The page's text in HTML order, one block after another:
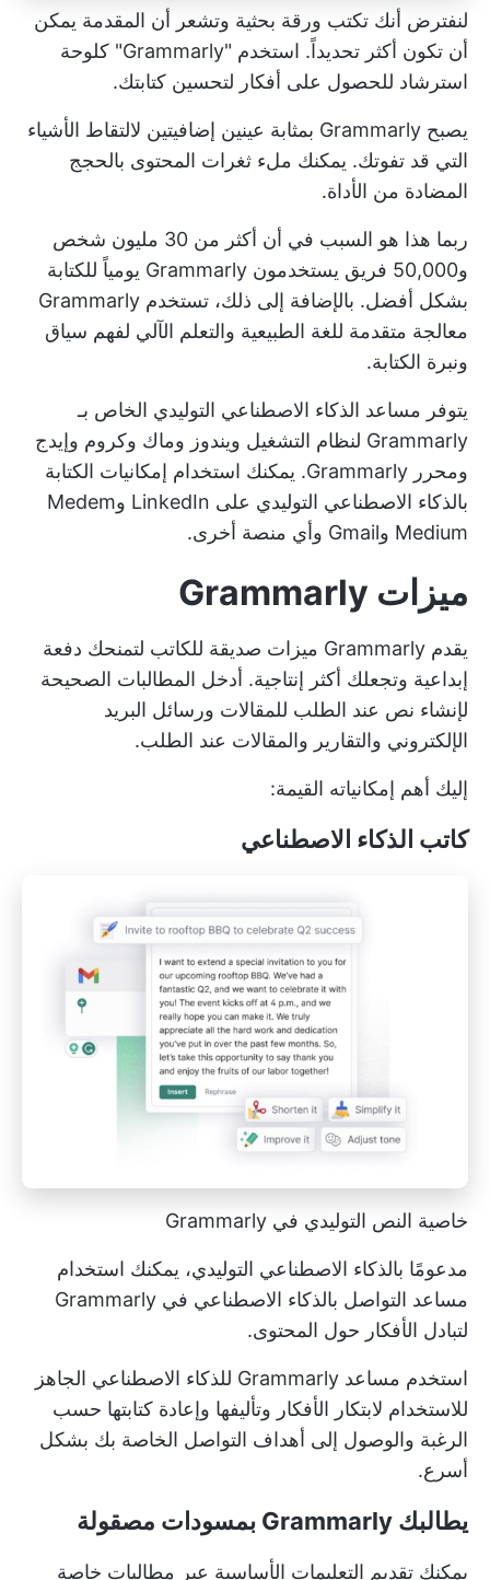
لنفترض أنك تكتب ورقة بحثية وتشعر أن المقدمة يمكن
أن تكون أكثر تحديداً. استخدم "Grammarly" كلوحة
استرشاد للحصول على أفكار لتحسين كتابتك.
يصبح Grammarly بمثابة عينين إضافيتين لالتقاط الأشياء
التي قد تفوتك. يمكنك ملء ثغرات المحتوى بالحجج
المضادة من الأداة.
ربما هذا هو السبب في أن أكثر من 30 مليون شخص
و50,000 فريق يستخدمون Grammarly يومياً للكتابة
بشكل أفضل. بالإضافة إلى ذلك، تستخدم Grammarly
معالجة متقدمة للغة الطبيعية والتعلم الآلي لفهم سياق
ونبرة الكتابة.
يتوفر مساعد الذكاء الاصطناعي التوليدي الخاص بـ
Grammarly لنظام التشغيل ويندوز وماك وكروم وإيدج
ومحرر Grammarly. يمكنك استخدام إمكانيات الكتابة
بالذكاء الاصطناعي التوليدي على LinkedIn وMedem
Medium وGmail وأي منصة أخرى.
ميزات Grammarly
يقدم Grammarly ميزات صديقة للكاتب لتمنحك دفعة
إبداعية وتجعلك أكثر إنتاجية. أدخل المطالبات الصحيحة
لإنشاء نص عند الطلب للمقالات ورسائل البريد
الإلكتروني والتقارير والمقالات عند الطلب.
إليك أهم إمكانياته القيمة:
كاتب الذكاء الاصطناعي
خاصية النص التوليدي في Grammarly
مدعومًا بالذكاء الاصطناعي التوليدي، يمكنك استخدام
مساعد التواصل بالذكاء الاصطناعي في Grammarly
لتبادل الأفكار حول المحتوى.
استخدم مساعد Grammarly للذكاء الاصطناعي الجاهز
للاستخدام لابتكار الأفكار وتأليفها وإعادة كتابتها حسب
الرغبة والوصول إلى أهداف التواصل الخاصة بك بشكل
أسرع.
يطالبك Grammarly بمسودات مصقولة
يمكنك تقديم التعليمات الأساسية عبر مطالبات خاصة